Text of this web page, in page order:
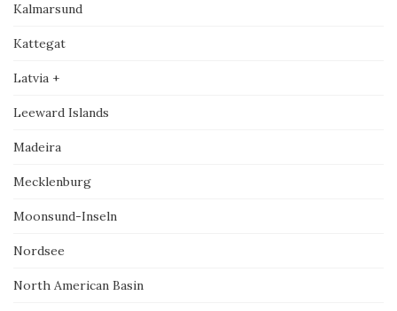
Kalmarsund
Kattegat
Latvia +
Leeward Islands
Madeira
Mecklenburg
Moonsund-Inseln
Nordsee
North American Basin